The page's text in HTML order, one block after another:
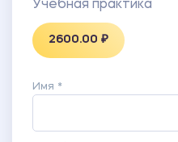
Учебная практика
2600.00 ₽
Имя *